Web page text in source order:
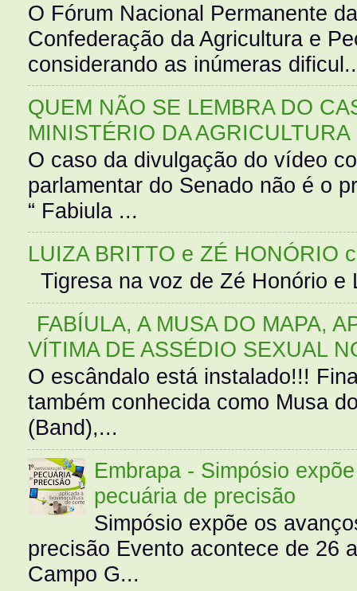
O Fórum Nacional Permanente
Confederação da Agricultura e
considerando as inúmeras
QUEM NÃO SE LEMBRA DO
MINISTÉRIO DA AGRICULTURA
O caso da divulgação do vídeo
parlamentar do Senado não é o
“ Fabiula ...
LUIZA BRITTO e ZÉ HONÓRIO
Tigresa na voz de Zé Honório
FABÍULA, A MUSA DO MAPA,
VÍTIMA DE ASSÉDIO SEXUAL
O escândalo está instalado!!!
também conhecida como Musa
(Band),...
Embrapa - Simpósio
pecuária de precisão
Simpósio expõe os
precisão Evento acontece de 26
Campo G...